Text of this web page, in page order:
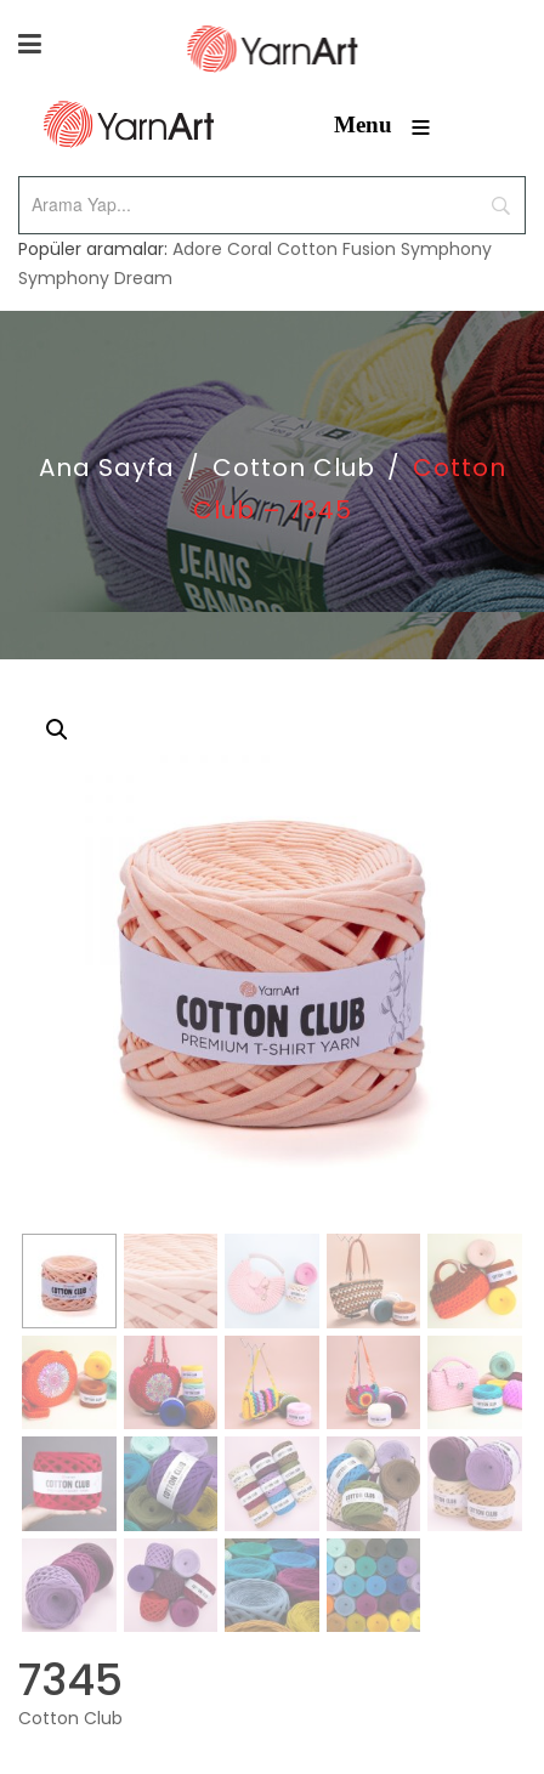
Menu ≡
Popüler aramalar: Adore Coral Cotton Fusion Symphony
Symphony Dream
Ana Sayfa / Cotton Club / Cotton
Club – 7345
7345
Cotton Club